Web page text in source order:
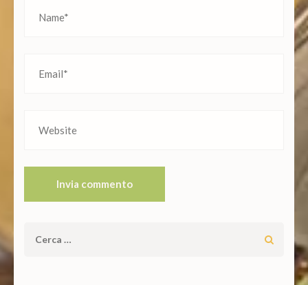
Ricerca